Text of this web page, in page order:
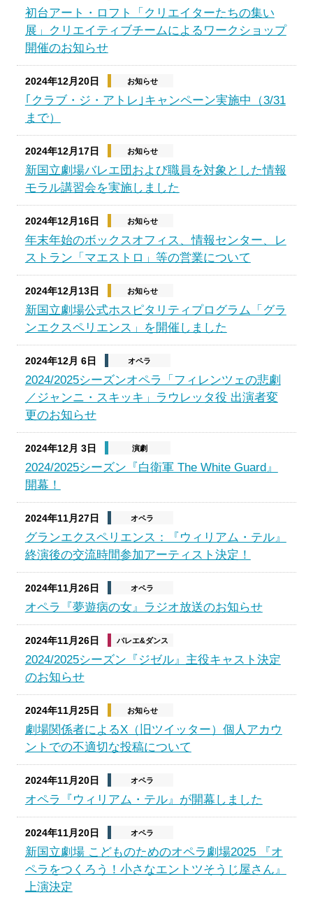
初台アート・ロフト「クリエイターたちの集い
展」クリエイティブチームによるワークショップ
開催のお知らせ
2024年12月20日 お知らせ
｢クラブ・ジ・アトレ｣キャンペーン実施中（3/31
まで）
2024年12月17日 お知らせ
新国立劇場バレエ団および職員を対象とした情報
モラル講習会を実施しました
2024年12月16日 お知らせ
年末年始のボックスオフィス、情報センター、レ
ストラン「マエストロ」等の営業について
2024年12月13日 お知らせ
新国立劇場公式ホスピタリティプログラム「グラ
ンエクスペリエンス」を開催しました
2024年12月 6日 オペラ
2024/2025シーズンオペラ「フィレンツェの悲劇
／ジャンニ・スキッキ」ラウレッタ役 出演者変
更のお知らせ
2024年12月 3日 演劇
2024/2025シーズン『白衛軍 The White Guard』
開幕！
2024年11月27日 オペラ
グランエクスペリエンス：『ウィリアム・テル』
終演後の交流時間参加アーティスト決定！
2024年11月26日 オペラ
オペラ『夢遊病の女』ラジオ放送のお知らせ
2024年11月26日 バレエ&ダンス
2024/2025シーズン『ジゼル』主役キャスト決定
のお知らせ
2024年11月25日 お知らせ
劇場関係者によるX（旧ツイッター）個人アカウ
ントでの不適切な投稿について
2024年11月20日 オペラ
オペラ『ウィリアム・テル』が開幕しました
2024年11月20日 オペラ
新国立劇場 こどものためのオペラ劇場2025 『オ
ペラをつくろう！小さなエントツそうじ屋さん』
上演決定